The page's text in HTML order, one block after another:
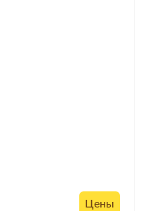
Цены